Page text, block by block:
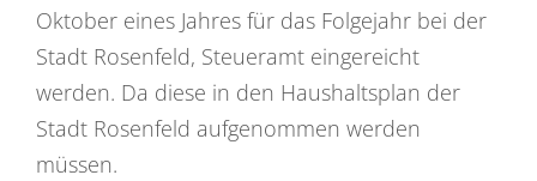
Oktober eines Jahres für das Folgejahr bei der
Stadt Rosenfeld, Steueramt eingereicht
werden. Da diese in den Haushaltsplan der
Stadt Rosenfeld aufgenommen werden
müssen.